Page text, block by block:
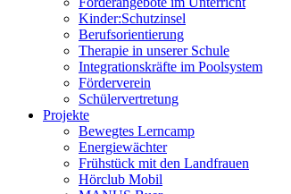
Kinder:Schutzinsel
Berufsorientierung
Therapie in unserer Schule
Integrationskräfte im Poolsystem
Förderverein
Schülervertretung
Projekte
Bewegtes Lerncamp
Energiewächter
Frühstück mit den Landfrauen
Hörclub Mobil